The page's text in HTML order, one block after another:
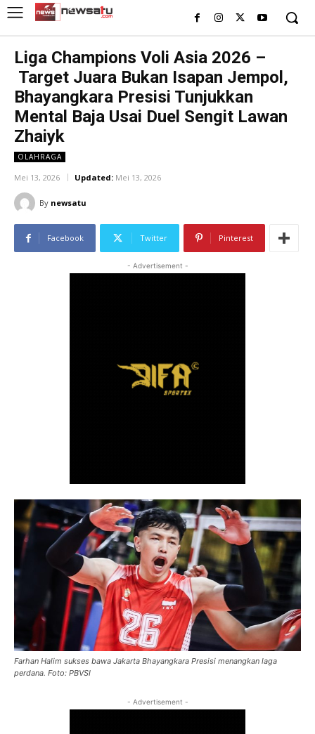
Liga Champions Voli Asia 2026 –
Target Juara Bukan Isapan Jempol,
Bhayangkara Presisi Tunjukkan
Mental Baja Usai Duel Sengit Lawan
Zhaiyk
OLAHRAGA
Mei 13, 2026 Updated: Mei 13, 2026
By newsatu
Facebook Twitter Pinterest
- Advertisement -
Farhan Halim sukses bawa Jakarta Bhayangkara Presisi menangkan laga
perdana. Foto: PBVSI
- Advertisement -